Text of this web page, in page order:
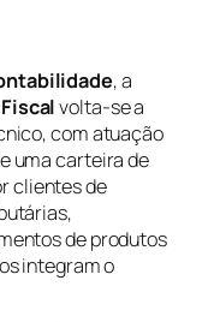
, a
volta-se a
com atuação
uma carteira de
clientes de
de produtos
integram o